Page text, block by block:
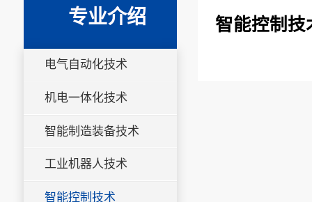
专业介绍
电气自动化技术
机电一体化技术
智能制造装备技术
工业机器人技术
智能控制技术
智能控制技